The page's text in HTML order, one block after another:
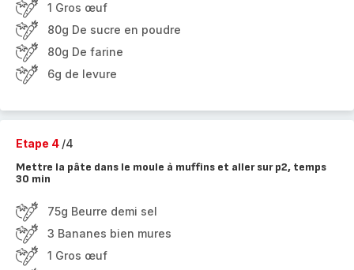
1 Gros œuf
80g De sucre en poudre
80g De farine
6g de levure
Etape 4 /4
Mettre la pâte dans le moule à muffins et aller sur p2, temps
30 min
75g Beurre demi sel
3 Bananes bien mures
1 Gros œuf